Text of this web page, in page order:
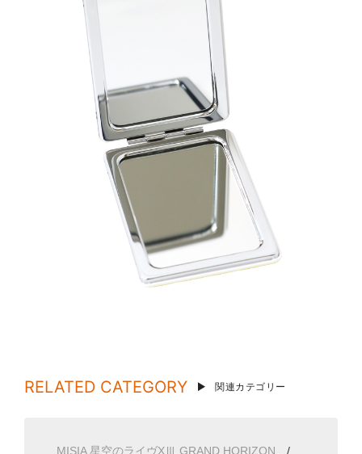
RELATED CATEGORY 関連カテゴリー
MISIA 星空のライヴXⅢ GRAND HORIZON